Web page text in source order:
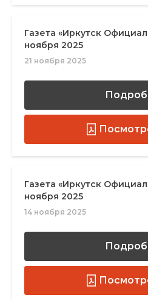
Газета «Иркутск
ноября 2025
21 ноября 2025
Газета «Иркутск
ноября 2025
14 ноября 2025